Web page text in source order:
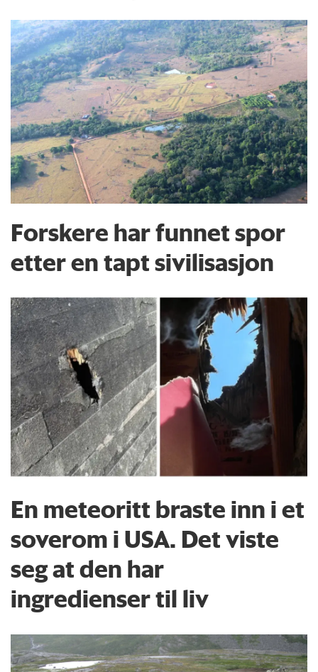
Forskere har funnet spor
etter en tapt sivilisasjon
En meteoritt braste inn i et
soverom i USA. Det viste
seg at den har
ingredienser til liv